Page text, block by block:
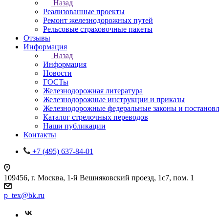
Назад
Реализованные проекты
Ремонт железнодорожных путей
Рельсовые страховочные пакеты
Отзывы
Информация
Назад
Информация
Новости
ГОСТы
Железнодорожная литература
Железнодорожные инструкции и приказы
Железнодорожные федеральные законы и
Каталог стрелочных переводов
Наши публикации
Контакты
+7 (495) 637-84-01
109456, г. Москва, 1-й Вешняковский проезд, 1с7, пом. 1
p_tex@bk.ru